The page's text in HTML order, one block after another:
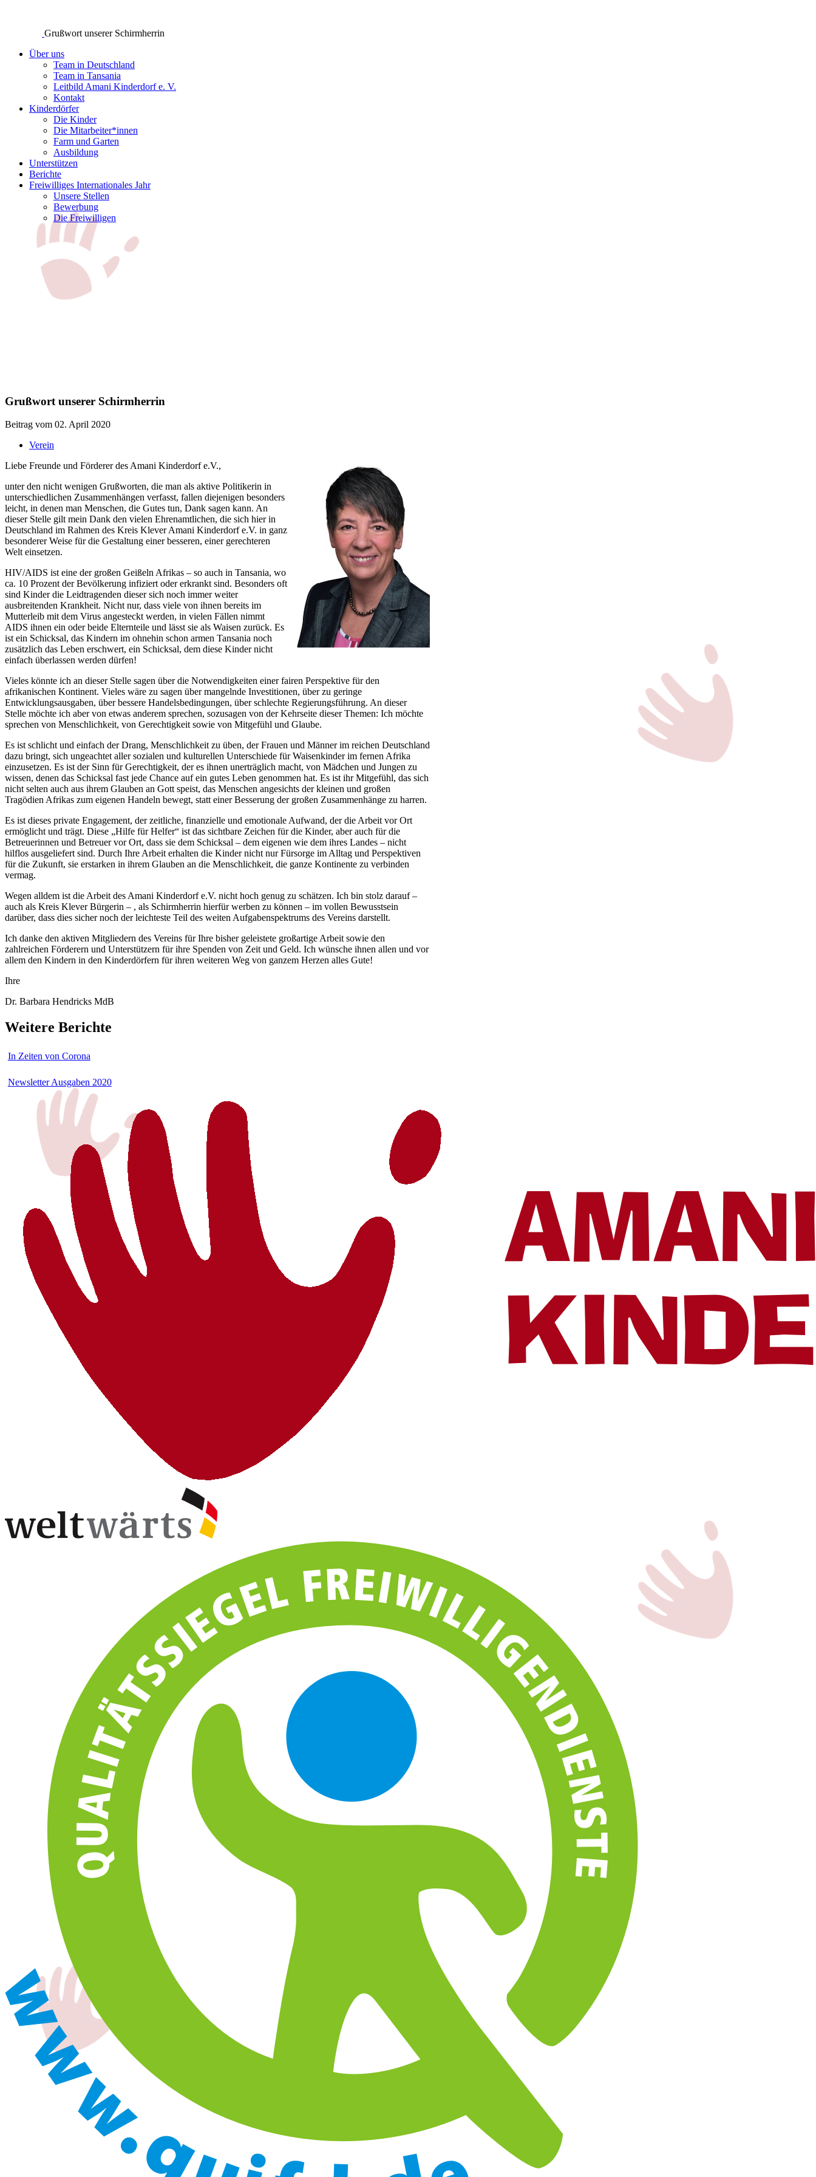
Grußwort unserer Schirmherrin
Über uns
Team in Deutschland
Team in Tansania
Leitbild Amani Kinderdorf e. V.
Kontakt
Kinderdörfer
Die Kinder
Die Mitarbeiter*innen
Farm und Garten
Ausbildung
Unterstützen
Berichte
Freiwilliges Internationales Jahr
Unsere Stellen
Bewerbung
Die Freiwilligen
Grußwort unserer Schirmherrin
Beitrag vom 02. April 2020
Verein
Liebe Freunde und Förderer des Amani Kinderdorf e.V.,
unter den nicht wenigen Grußworten, die man als aktive Politikerin in
unterschiedlichen Zusammenhängen verfasst, fallen diejenigen besonders
leicht, in denen man Menschen, die Gutes tun, Dank sagen kann. An
dieser Stelle gilt mein Dank den vielen Ehrenamtlichen, die sich hier in
Deutschland im Rahmen des Kreis Klever Amani Kinderdorf e.V. in ganz
besonderer Weise für die Gestaltung einer besseren, einer gerechteren
Welt einsetzen.
HIV/AIDS ist eine der großen Geißeln Afrikas – so auch in Tansania, wo
ca. 10 Prozent der Bevölkerung infiziert oder erkrankt sind. Besonders oft
sind Kinder die Leidtragenden dieser sich noch immer weiter
ausbreitenden Krankheit. Nicht nur, dass viele von ihnen bereits im
Mutterleib mit dem Virus angesteckt werden, in vielen Fällen nimmt
AIDS ihnen ein oder beide Elternteile und lässt sie als Waisen zurück. Es
ist ein Schicksal, das Kindern im ohnehin schon armen Tansania noch
zusätzlich das Leben erschwert, ein Schicksal, dem diese Kinder nicht
einfach überlassen werden dürfen!
Vieles könnte ich an dieser Stelle sagen über die Notwendigkeiten einer fairen Perspektive für den
afrikanischen Kontinent. Vieles wäre zu sagen über mangelnde Investitionen, über zu geringe
Entwicklungsausgaben, über bessere Handelsbedingungen, über schlechte Regierungsführung. An dieser
Stelle möchte ich aber von etwas anderem sprechen, sozusagen von der Kehrseite dieser Themen: Ich möchte
sprechen von Menschlichkeit, von Gerechtigkeit sowie von Mitgefühl und Glaube.
Es ist schlicht und einfach der Drang, Menschlichkeit zu üben, der Frauen und Männer im reichen Deutschland
dazu bringt, sich ungeachtet aller sozialen und kulturellen Unterschiede für Waisenkinder im fernen Afrika
einzusetzen. Es ist der Sinn für Gerechtigkeit, der es ihnen unerträglich macht, von Mädchen und Jungen zu
wissen, denen das Schicksal fast jede Chance auf ein gutes Leben genommen hat. Es ist ihr Mitgefühl, das sich
nicht selten auch aus ihrem Glauben an Gott speist, das Menschen angesichts der kleinen und großen
Tragödien Afrikas zum eigenen Handeln bewegt, statt einer Besserung der großen Zusammenhänge zu harren.
Es ist dieses private Engagement, der zeitliche, finanzielle und emotionale Aufwand, der die Arbeit vor Ort
ermöglicht und trägt. Diese „Hilfe für Helfer“ ist das sichtbare Zeichen für die Kinder, aber auch für die
Betreuerinnen und Betreuer vor Ort, dass sie dem Schicksal – dem eigenen wie dem ihres Landes – nicht
hilflos ausgeliefert sind. Durch Ihre Arbeit erhalten die Kinder nicht nur Fürsorge im Alltag und Perspektiven
für die Zukunft, sie erstarken in ihrem Glauben an die Menschlichkeit, die ganze Kontinente zu verbinden
vermag.
Wegen alldem ist die Arbeit des Amani Kinderdorf e.V. nicht hoch genug zu schätzen. Ich bin stolz darauf –
auch als Kreis Klever Bürgerin – , als Schirmherrin hierfür werben zu können – im vollen Bewusstsein
darüber, dass dies sicher noch der leichteste Teil des weiten Aufgabenspektrums des Vereins darstellt.
Ich danke den aktiven Mitgliedern des Vereins für Ihre bisher geleistete großartige Arbeit sowie den
zahlreichen Förderern und Unterstützern für ihre Spenden von Zeit und Geld. Ich wünsche ihnen allen und vor
allem den Kindern in den Kinderdörfern für ihren weiteren Weg von ganzem Herzen alles Gute!
Ihre
Dr. Barbara Hendricks MdB
Weitere Berichte
In Zeiten von Corona
Newsletter Ausgaben 2020